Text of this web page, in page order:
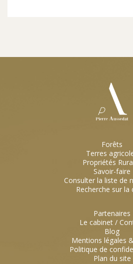
Forêts
Terres
Propriétés
Savoir-faire
Consulter la liste de
Recherche sur la
Partenaires
Le cabinet /
Blog
Mentions légales
Politique de
Plan du site